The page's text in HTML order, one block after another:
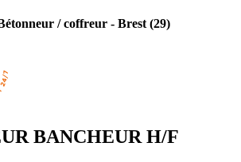
/ coffreur - Brest (29)
BANCHEUR H/F